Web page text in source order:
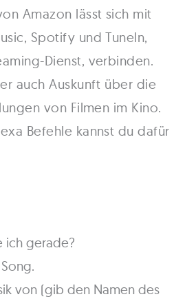
Amazon lässt sich mit
Spotify und Tuneln,
Dienst, verbinden.
auch Auskunft über die
von Filmen im Kino.
Befehle kannst du dafür
ich gerade?
von (gib den Namen des